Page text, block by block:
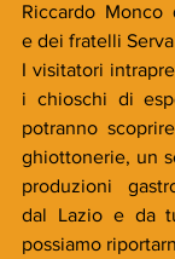
Riccardo Monco
e dei fratelli
I visitatori
i chioschi di
potranno
ghiottonerie, un
produzioni
dal Lazio e da
possiamo